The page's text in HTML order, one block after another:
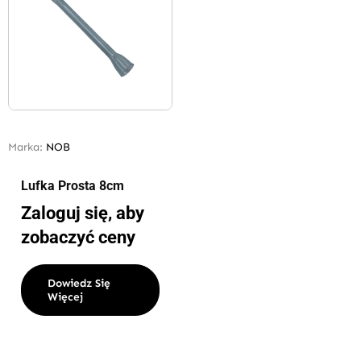
Marka: NOB
Lufka Prosta 8cm
Zaloguj się, aby
zobaczyć ceny
Dowiedz Się
Więcej